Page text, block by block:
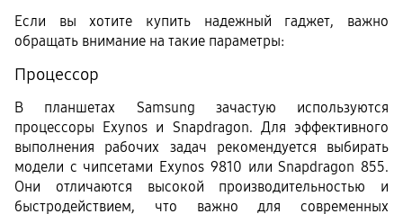
Если вы хотите купить надежный гаджет, важно
обращать внимание на такие параметры:
Процессор
В планшетах Samsung зачастую используются
процессоры Exynos и Snapdragon. Для эффективного
выполнения рабочих задач рекомендуется выбирать
модели с чипсетами Exynos 9810 или Snapdragon 855.
Они отличаются высокой производительностью и
быстродействием, что важно для современных